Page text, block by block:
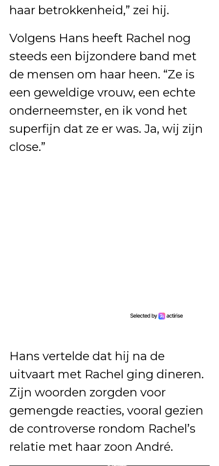
haar betrokkenheid,” zei hij.
Volgens Hans heeft Rachel nog
steeds een bijzondere band met
de mensen om haar heen. “Ze is
een geweldige vrouw, een echte
onderneemster, en ik vond het
superfijn dat ze er was. Ja, wij zijn
close.”
Hans vertelde dat hij na de
uitvaart met Rachel ging dineren.
Zijn woorden zorgden voor
gemengde reacties, vooral gezien
de controverse rondom Rachel’s
relatie met haar zoon André.